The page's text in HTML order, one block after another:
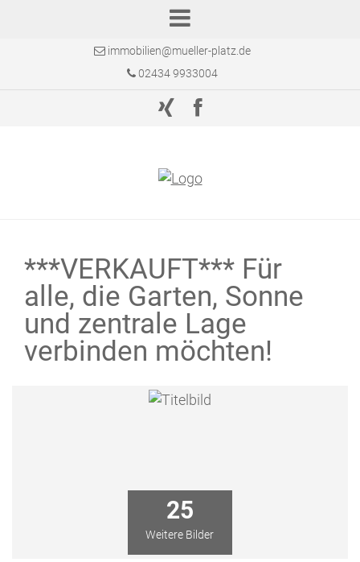
immobilien@mueller-platz.de
02434 9933004
***VERKAUFT*** Für
alle, die Garten, Sonne
und zentrale Lage
verbinden möchten!
25
Weitere Bilder